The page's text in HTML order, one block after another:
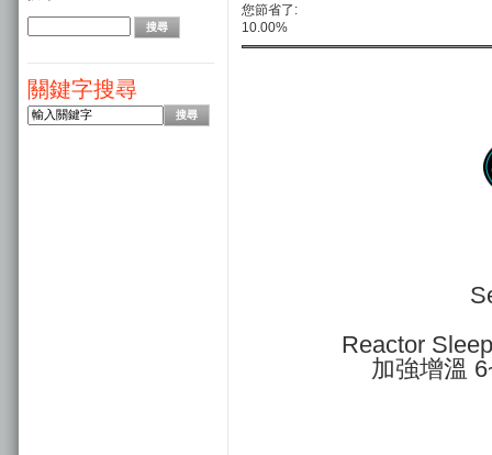
關鍵字搜尋
您節省了:
10.00%
Reactor
加強增溫